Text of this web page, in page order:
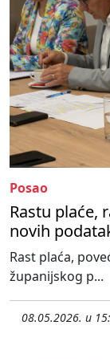
Posao
Rastu plaće,
novih
Rast plaća,
županijskog p...
08.05.2026. u